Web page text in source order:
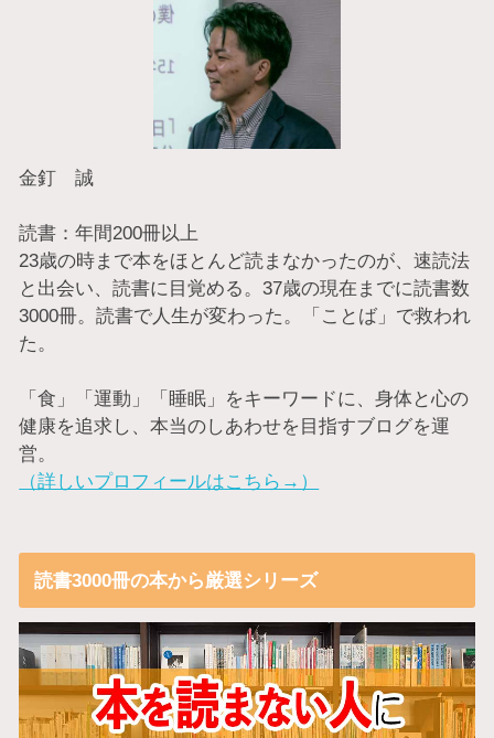
金釘 誠
読書：年間200冊以上
23歳の時まで本をほとんど読まなかったのが、速読法
と出会い、読書に目覚める。37歳の現在までに読書数
3000冊。読書で人生が変わった。「ことば」で救われ
た。
「食」「運動」「睡眠」をキーワードに、身体と心の
健康を追求し、本当のしあわせを目指すブログを運
営。
（詳しいプロフィールはこちら→）
読書3000冊の本から厳選シリーズ